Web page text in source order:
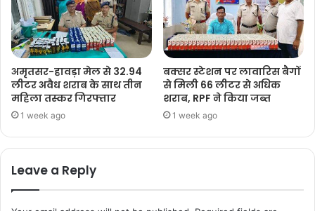
अमृतसर-हावड़ा मेल से 32.94
लीटर अवैध शराब के साथ तीन
महिला तस्कर गिरफ्तार
1 week ago
बक्सर स्टेशन पर लावारिस बैगों
से मिली 66 लीटर से अधिक
शराब, RPF ने किया जब्त
1 week ago
Leave a Reply